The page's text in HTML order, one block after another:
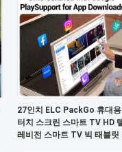
27인치 ELC PackGo 휴대용
터치 스크린 스마트 TV HD
레비전 스마트 TV 빅 태블릿